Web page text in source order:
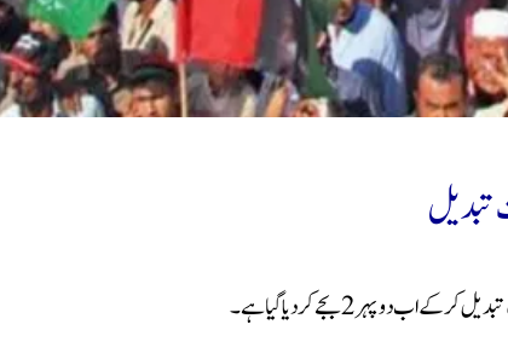
تبدیل
دوپہر 2 بجے کر دیا گیا ہے۔